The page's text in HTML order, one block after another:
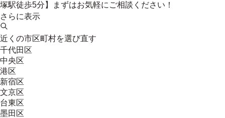
塚駅徒歩5分】まずはお気軽にご相談ください！
さらに表示
近くの市区町村を選び直す
千代田区
中央区
港区
新宿区
文京区
台東区
墨田区